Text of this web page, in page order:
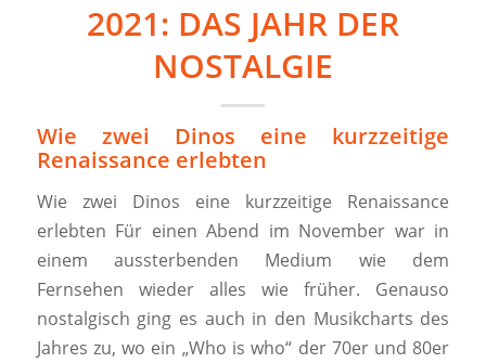
2021: DAS JAHR DER
NOSTALGIE
Wie zwei Dinos eine kurzzeitige
Renaissance erlebten
Wie zwei Dinos eine kurzzeitige Renaissance
erlebten Für einen Abend im November war in
einem aussterbenden Medium wie dem
Fernsehen wieder alles wie früher. Genauso
nostalgisch ging es auch in den Musikcharts des
Jahres zu, wo ein „Who is who“ der 70er und 80er